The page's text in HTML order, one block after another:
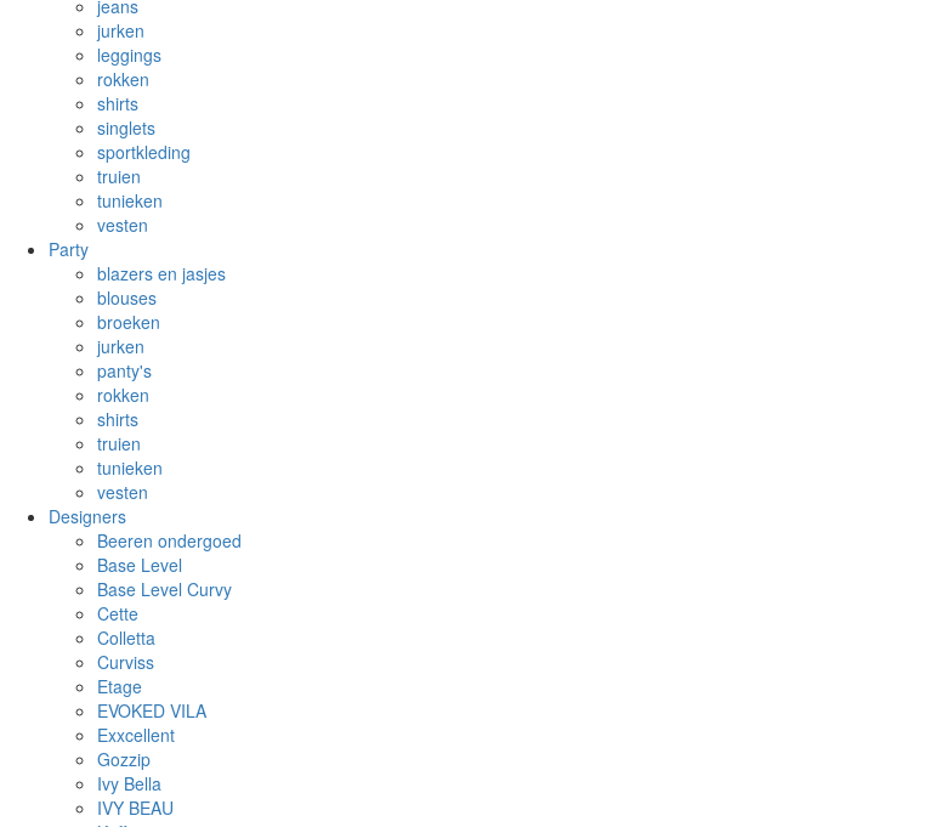
jeans
jurken
leggings
rokken
shirts
singlets
sportkleding
truien
tunieken
vesten
Party
blazers en jasjes
blouses
broeken
jurken
panty's
rokken
shirts
truien
tunieken
vesten
Designers
Beeren ondergoed
Base Level
Base Level Curvy
Cette
Colletta
Curviss
Etage
EVOKED VILA
Exxcellent
Gozzip
Ivy Bella
IVY BEAU